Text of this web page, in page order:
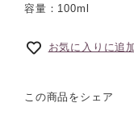
容量：100ml
お気に入りに追
この商品をシェア